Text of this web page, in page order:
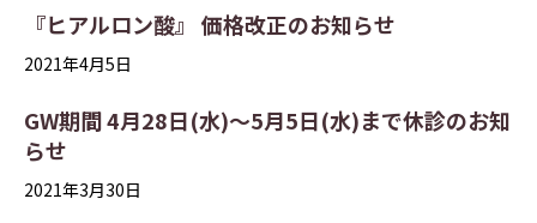
『ヒアルロン酸』 価格改正のお知らせ
2021年4月5日
GW期間 4月28日(水)～5月5日(水)まで休診のお知
らせ
2021年3月30日